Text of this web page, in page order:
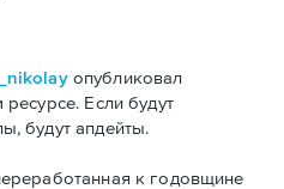
опубликовал
Если будут
будут апдейты.
к годовщине